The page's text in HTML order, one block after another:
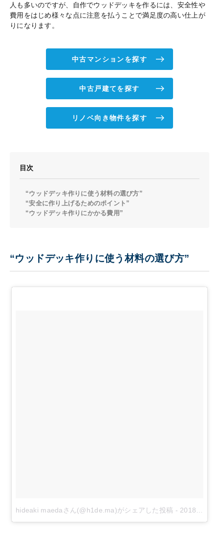
人も多いのですが、自作でウッドデッキを作るには、安全性や
費用をはじめ様々な点に注意を払うことで満足度の高い仕上が
りになります。
中古マンションを探す
中古戸建てを探す
リノベ向き物件を探す
目次
“ウッドデッキ作りに使う材料の選び方”
“安全に作り上げるためのポイント”
“ウッドデッキ作りにかかる費用”
“ウッドデッキ作りに使う材料の選び方”
hideaki maedaさん(@h1de.ma)がシェアした投稿 - 2018年 8月月10日午後5時47分PDT